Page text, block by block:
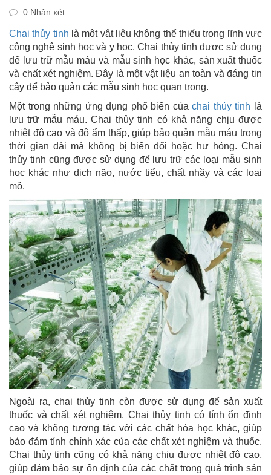
0 Nhận xét
Chai thủy tinh là một vật liệu không thể thiếu trong lĩnh vực
công nghệ sinh học và y học. Chai thủy tinh được sử dụng
để lưu trữ mẫu máu và mẫu sinh học khác, sản xuất thuốc
và chất xét nghiệm. Đây là một vật liệu an toàn và đáng tin
cậy để bảo quản các mẫu sinh học quan trọng.
Một trong những ứng dụng phổ biến củachai thủy tinh là
lưu trữ mẫu máu. Chai thủy tinh có khả năng chịu được
nhiệt độ cao và độ ẩm thấp, giúp bảo quản mẫu máu trong
thời gian dài mà không bị biến đổi hoặc hư hỏng. Chai
thủy tinh cũng được sử dụng để lưu trữ các loại mẫu sinh
học khác như dịch não, nước tiểu, chất nhầy và các loại
mô.
Ngoài ra, chai thủy tinh còn được sử dụng để sản xuất
thuốc và chất xét nghiệm. Chai thủy tinh có tính ổn định
cao và không tương tác với các chất hóa học khác, giúp
bảo đảm tính chính xác của các chất xét nghiệm và thuốc.
Chai thủy tinh cũng có khả năng chịu được nhiệt độ cao,
giúp đảm bảo sự ổn định của các chất trong quá trình sản